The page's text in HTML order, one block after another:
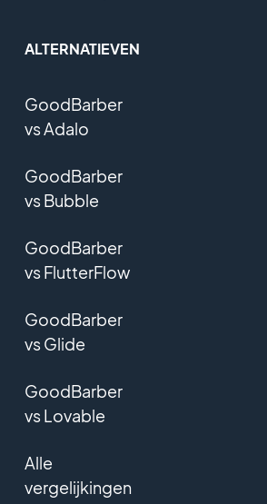
ALTERNATIEVEN
GoodBarber
vs Adalo
GoodBarber
vs Bubble
GoodBarber
vs FlutterFlow
GoodBarber
vs Glide
GoodBarber
vs Lovable
Alle
vergelijkingen